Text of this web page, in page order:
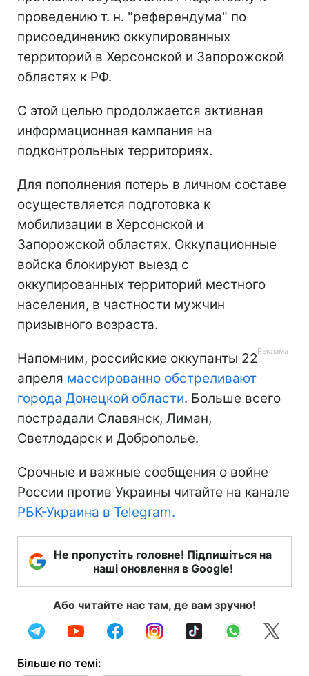
проведению т. н. "референдума" по
присоединению оккупированных
территорий в Херсонской и Запорожской
областях к РФ.
С этой целью продолжается активная
информационная кампания на
подконтрольных территориях.
Для пополнения потерь в личном составе
осуществляется подготовка к
мобилизации в Херсонской и
Запорожской областях. Оккупационные
войска блокируют выезд с
оккупированных территорий местного
населения, в частности мужчин
призывного возраста.
Напомним, российские оккупанты 22
апреля массированно обстреливают
города Донецкой области. Больше всего
пострадали Славянск, Лиман,
Светлодарск и Доброполье.
Срочные и важные сообщения о войне
России против Украины читайте на канале
РБК-Украина в Telegram.
Не пропустіть головне! Підпишіться на
наші оновлення в Google!
Або читайте нас там, де вам зручно!
Більше по темі: